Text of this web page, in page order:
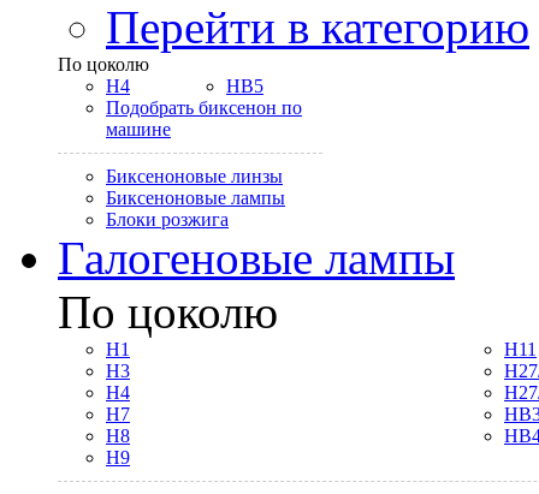
Перейти в категорию
По цоколю
H4
HB5
Подобрать биксенон по
машине
Биксеноновые линзы
Биксеноновые лампы
Блоки розжига
Галогеновые лампы
По цоколю
H1
H3
H4
H7
H8
H9
H11